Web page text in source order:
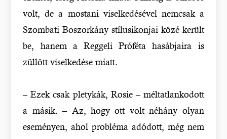
volt, de a mostani viselkedésével nemcsak a
Szombati Boszorkány stílusikonjai közé került
be, hanem a Reggeli Próféta hasábjaira is
züllött viselkedése miatt.
– Ezek csak pletykák, Rosie – méltatlankodott
a másik. – Az, hogy ott volt néhány olyan
eseményen, ahol probléma adódott, még nem